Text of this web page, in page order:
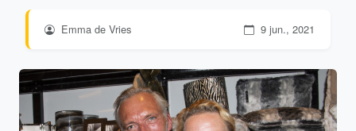
Emma de Vries 9 jun., 2021